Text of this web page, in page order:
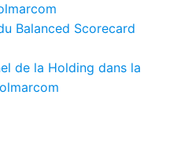
Balanced Scorecard
de la Holding dans la